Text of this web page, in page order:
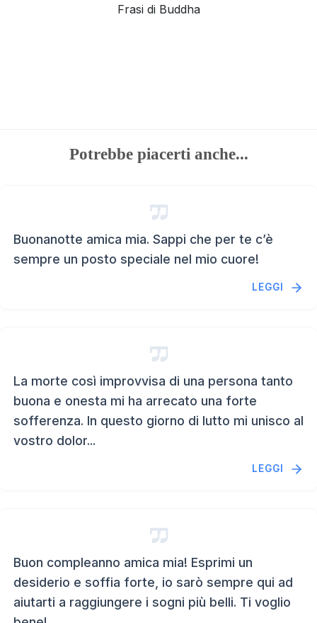
Frasi di Buddha
Potrebbe piacerti anche...
Buonanotte amica mia. Sappi che per te c’è
sempre un posto speciale nel mio cuore!
LEGGI
La morte così improvvisa di una persona tanto
buona e onesta mi ha arrecato una forte
sofferenza. In questo giorno di lutto mi unisco al
vostro dolor...
LEGGI
Buon compleanno amica mia! Esprimi un
desiderio e soffia forte, io sarò sempre qui ad
aiutarti a raggiungere i sogni più belli. Ti voglio